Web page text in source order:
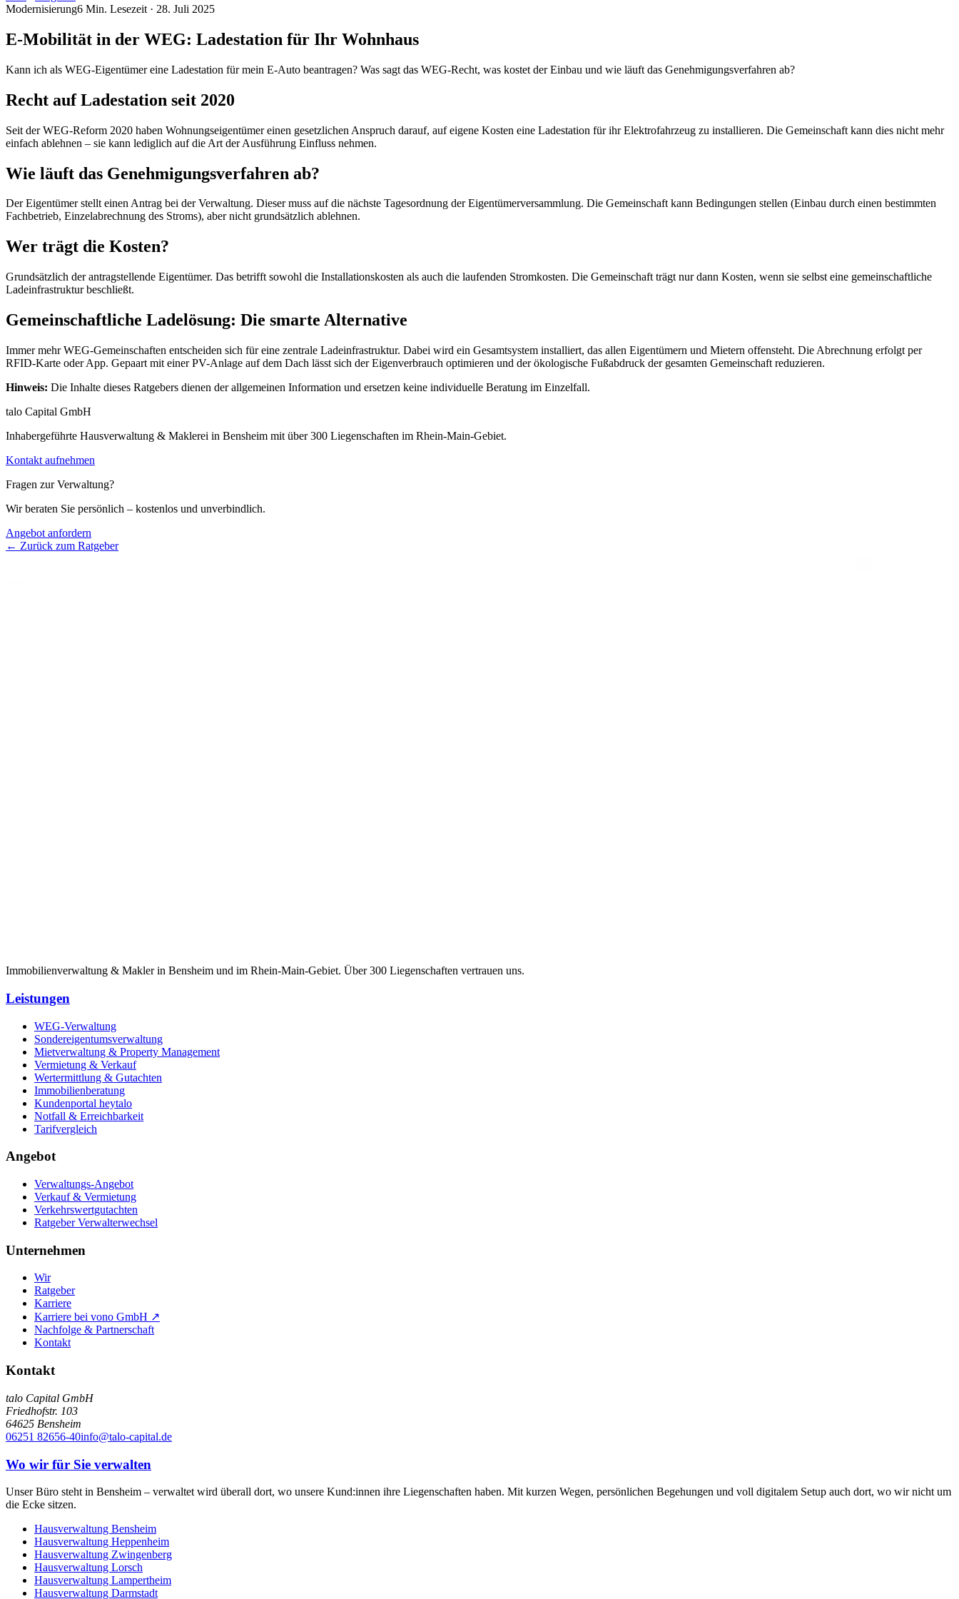
Modernisierung6 Min. Lesezeit · 28. Juli 2025
E-Mobilität in der WEG: Ladestation für Ihr Wohnhaus
Kann ich als WEG-Eigentümer eine Ladestation für mein E-Auto beantragen? Was sagt das WEG-Recht, was kostet der Einbau und wie läuft das Genehmigungsverfahren ab?
Recht auf Ladestation seit 2020
Seit der WEG-Reform 2020 haben Wohnungseigentümer einen gesetzlichen Anspruch darauf, auf eigene Kosten eine Ladestation für ihr Elektrofahrzeug zu installieren. Die Gemeinschaft kann dies nicht mehr
einfach ablehnen – sie kann lediglich auf die Art der Ausführung Einfluss nehmen.
Wie läuft das Genehmigungsverfahren ab?
Der Eigentümer stellt einen Antrag bei der Verwaltung. Dieser muss auf die nächste Tagesordnung der Eigentümerversammlung. Die Gemeinschaft kann Bedingungen stellen (Einbau durch einen bestimmten
Fachbetrieb, Einzelabrechnung des Stroms), aber nicht grundsätzlich ablehnen.
Wer trägt die Kosten?
Grundsätzlich der antragstellende Eigentümer. Das betrifft sowohl die Installationskosten als auch die laufenden Stromkosten. Die Gemeinschaft trägt nur dann Kosten, wenn sie selbst eine gemeinschaftliche
Ladeinfrastruktur beschließt.
Gemeinschaftliche Ladelösung: Die smarte Alternative
Immer mehr WEG-Gemeinschaften entscheiden sich für eine zentrale Ladeinfrastruktur. Dabei wird ein Gesamtsystem installiert, das allen Eigentümern und Mietern offensteht. Die Abrechnung erfolgt per
RFID-Karte oder App. Gepaart mit einer PV-Anlage auf dem Dach lässt sich der Eigenverbrauch optimieren und der ökologische Fußabdruck der gesamten Gemeinschaft reduzieren.
Hinweis: Die Inhalte dieses Ratgebers dienen der allgemeinen Information und ersetzen keine individuelle Beratung im Einzelfall.
talo Capital GmbH
Inhabergeführte Hausverwaltung & Maklerei in Bensheim mit über 300 Liegenschaften im Rhein-Main-Gebiet.
Kontakt aufnehmen
Fragen zur Verwaltung?
Wir beraten Sie persönlich – kostenlos und unverbindlich.
Angebot anfordern
← Zurück zum Ratgeber
Immobilienverwaltung & Makler in Bensheim und im Rhein-Main-Gebiet. Über 300 Liegenschaften vertrauen uns.
Leistungen
WEG-Verwaltung
Sondereigentumsverwaltung
Mietverwaltung & Property Management
Vermietung & Verkauf
Wertermittlung & Gutachten
Immobilienberatung
Kundenportal heytalo
Notfall & Erreichbarkeit
Tarifvergleich
Angebot
Verwaltungs-Angebot
Verkauf & Vermietung
Verkehrswertgutachten
Ratgeber Verwalterwechsel
Unternehmen
Wir
Ratgeber
Karriere
Karriere bei vono GmbH ↗
Nachfolge & Partnerschaft
Kontakt
Kontakt
talo Capital GmbH
Friedhofstr. 103
64625 Bensheim
06251 82656-40info@talo-capital.de
Wo wir für Sie verwalten
Unser Büro steht in Bensheim – verwaltet wird überall dort, wo unsere Kund:innen ihre Liegenschaften haben. Mit kurzen Wegen, persönlichen Begehungen und voll digitalem Setup auch dort, wo wir nicht um
die Ecke sitzen.
Hausverwaltung Bensheim
Hausverwaltung Heppenheim
Hausverwaltung Zwingenberg
Hausverwaltung Lorsch
Hausverwaltung Lampertheim
Hausverwaltung Darmstadt